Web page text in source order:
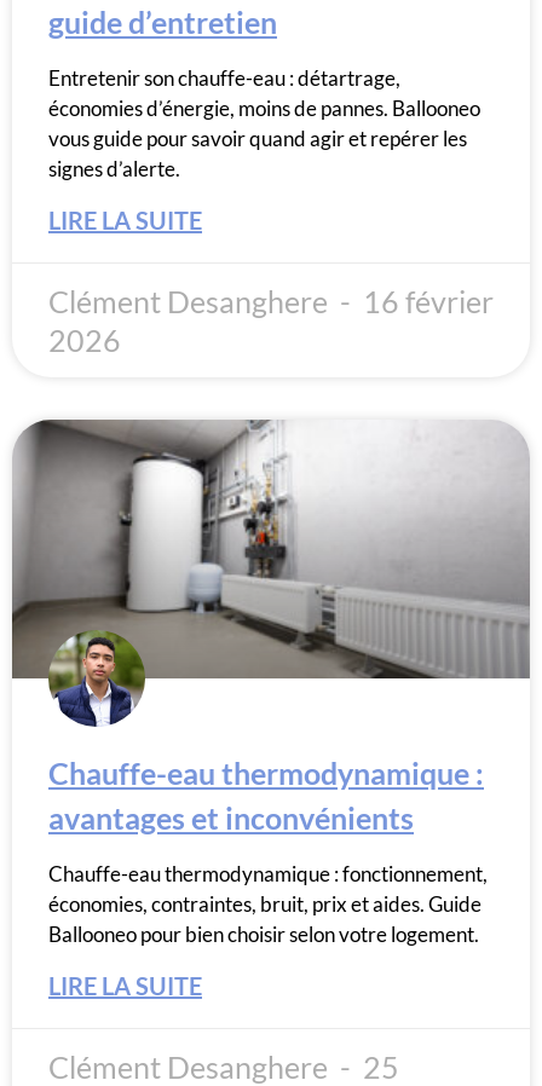
guide d’entretien
Entretenir son chauffe-eau : détartrage,
économies d’énergie, moins de pannes. Ballooneo
vous guide pour savoir quand agir et repérer les
signes d’alerte.
LIRE LA SUITE
Clément Desanghere
16 février
2026
Chauffe-eau thermodynamique :
avantages et inconvénients
Chauffe-eau thermodynamique : fonctionnement,
économies, contraintes, bruit, prix et aides. Guide
Ballooneo pour bien choisir selon votre logement.
LIRE LA SUITE
Clément Desanghere
25